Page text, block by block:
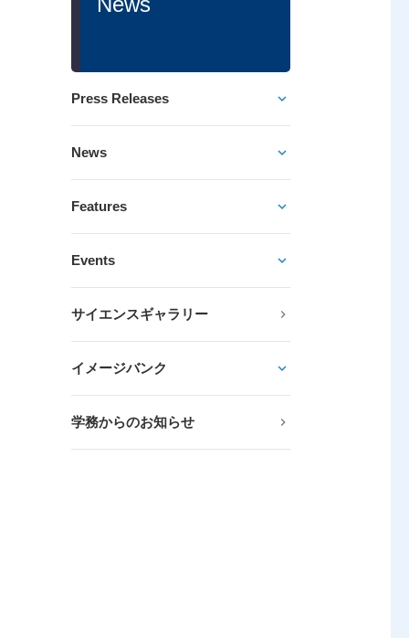
Press Releases
News
Features
Events
サイエンスギャラリー
イメージバンク
学務からのお知らせ